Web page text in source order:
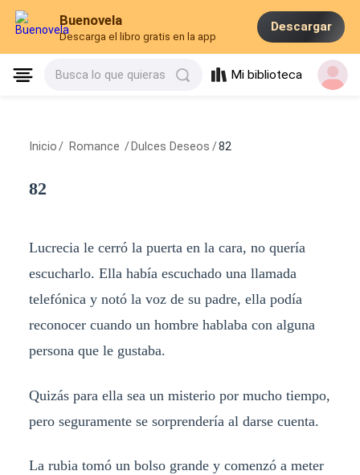
Buenovela
Descarga el libro gratis en la app
Descargar
Busca lo que quieras Mi biblioteca
Inicio / Romance / Dulces Deseos /82
82
Lucrecia le cerró la puerta en la cara, no quería
escucharlo. Ella había escuchado una llamada
telefónica y notó la voz de su padre, ella podía
reconocer cuando un hombre hablaba con alguna
persona que le gustaba.
Quizás para ella sea un misterio por mucho tiempo,
pero seguramente se sorprendería al darse cuenta.
La rubia tomó un bolso grande y comenzó a meter